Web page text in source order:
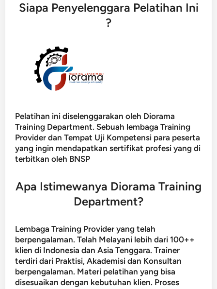
Siapa Penyelenggara Pelatihan Ini
?
Pelatihan ini diselenggarakan oleh Diorama
Training Department. Sebuah lembaga Training
Provider dan Tempat Uji Kompetensi para peserta
yang ingin mendapatkan sertifikat profesi yang di
terbitkan oleh BNSP
Apa Istimewanya Diorama Training
Department?
Lembaga Training Provider yang telah
berpengalaman. Telah Melayani lebih dari 100++
klien di Indonesia dan Asia Tenggara. Trainer
terdiri dari Praktisi, Akademisi dan Konsultan
berpengalaman. Materi pelatihan yang bisa
disesuaikan dengan kebutuhan klien. Proses